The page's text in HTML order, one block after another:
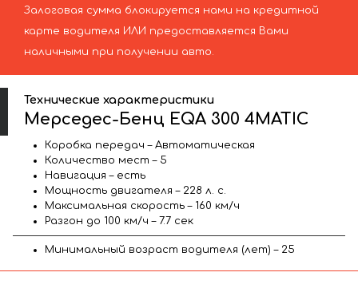
Залоговая сумма блокируется нами на кредитной
карте водителя ИЛИ предоставляется Вами
наличными при получении авто.
Технические характеристики
Мерседес-Бенц EQA 300 4MATIC
Коробка передач – Автоматическая
Количество мест – 5
Навигация – есть
Мощность двигателя – 228 л. с.
Максимальная скорость – 160 км/ч
Разгон до 100 км/ч – 7.7 сек
Минимальный возраст водителя (лет) – 25